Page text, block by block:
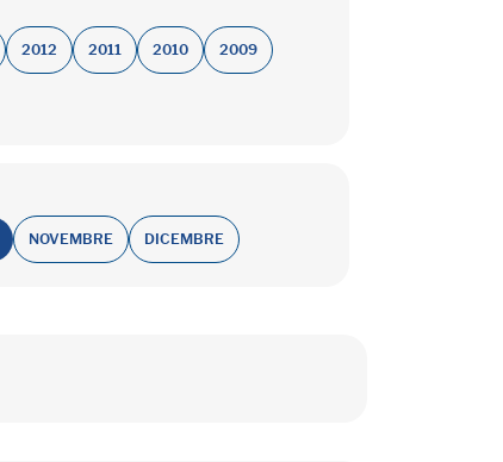
2012 2011 2010 2009
NOVEMBRE DICEMBRE